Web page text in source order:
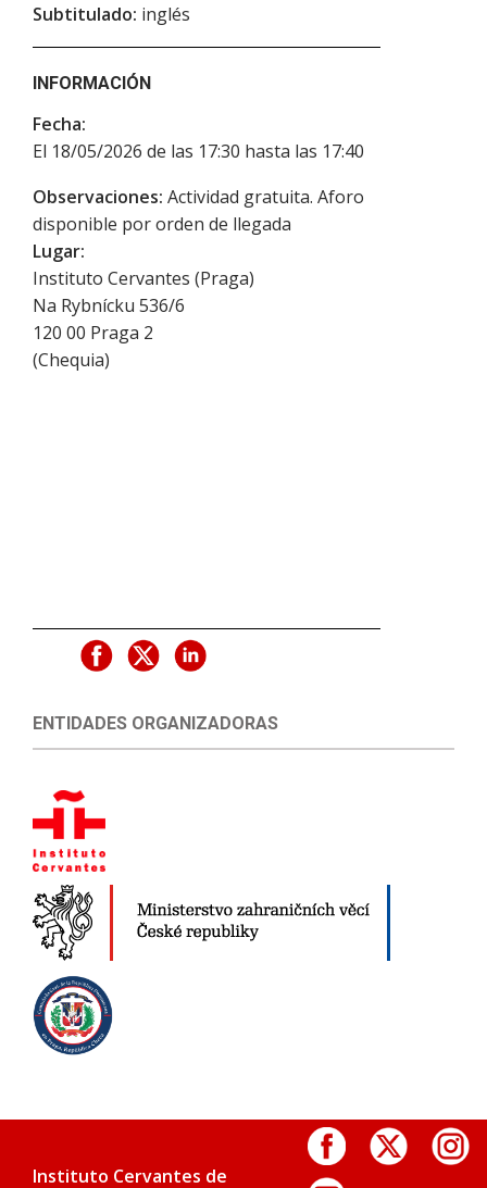
Subtitulado: inglés
INFORMACIÓN
Fecha:
El 18/05/2026 de las 17:30 hasta las 17:40
Observaciones: Actividad gratuita. Aforo
disponible por orden de llegada
Lugar:
Instituto Cervantes (Praga)
Na Rybnícku 536/6
120 00 Praga 2
(Chequia)
ENTIDADES ORGANIZADORAS
Instituto Cervantes de